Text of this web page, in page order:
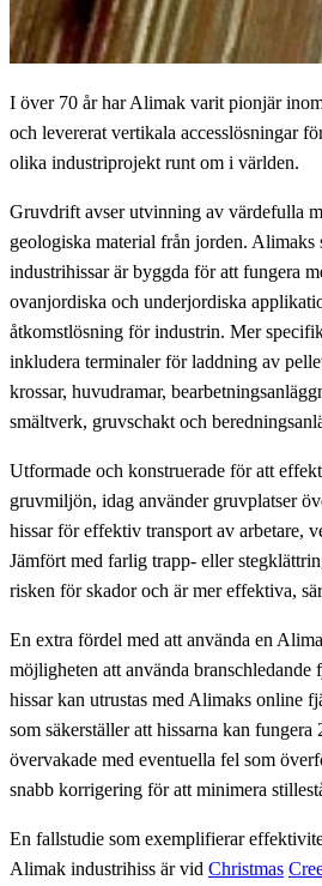
I över 70 år har Alimak varit pionjär
och levererat vertikala accesslösningar
olika industriprojekt runt om i världen.
Gruvdrift avser utvinning av värdefulla
geologiska material från jorden. Alimaks
industrihissar är byggda för att fungera
ovanjordiska och underjordiska
åtkomstlösning för industrin. Mer
inkludera terminaler för laddning av
krossar, huvudramar,
smältverk, gruvschakt och
Utformade och konstruerade för att
gruvmiljön, idag använder gruvplatser
hissar för effektiv transport av arbetare,
Jämfört med farlig trapp- eller
risken för skador och är mer effektiva,
En extra fördel med att använda en
möjligheten att använda
hissar kan utrustas med Alimaks online
som säkerställer att hissarna kan
övervakade med eventuella fel som
snabb korrigering för att minimera
En fallstudie som exemplifierar
Alimak industrihiss är vid Christmas